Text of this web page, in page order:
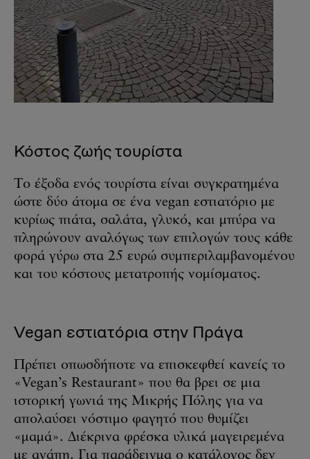
Κόστος ζωής τουρίστα
Το έξοδα ενός τουρίστα είναι συγκρατημένα
ώστε δύο άτομα σε ένα vegan εστιατόριο με
κυρίως πιάτα, σαλάτα, γλυκό, και μπύρα να
πληρώνουν αναλόγως των επιλογών τους κάθε
φορά γύρω στα 25 ευρώ συμπεριλαμβανομένου
και του κόστους μετατροπής νομίσματος.
Vegan εστιατόρια στην Πράγα
Πρέπει οπωσδήποτε να επισκεφθεί κανείς το
«Vegan’s Restaurant» που θα βρει σε μια
ιστορική γωνιά της Μικρής Πόλης για να
απολαύσει νόστιμο φαγητό που θυμίζει
«μαμά». Διέκρινα φρέσκα υλικά μαγειρεμένα
με αγάπη. Για παράδειγμα ο κατάλογος δεν